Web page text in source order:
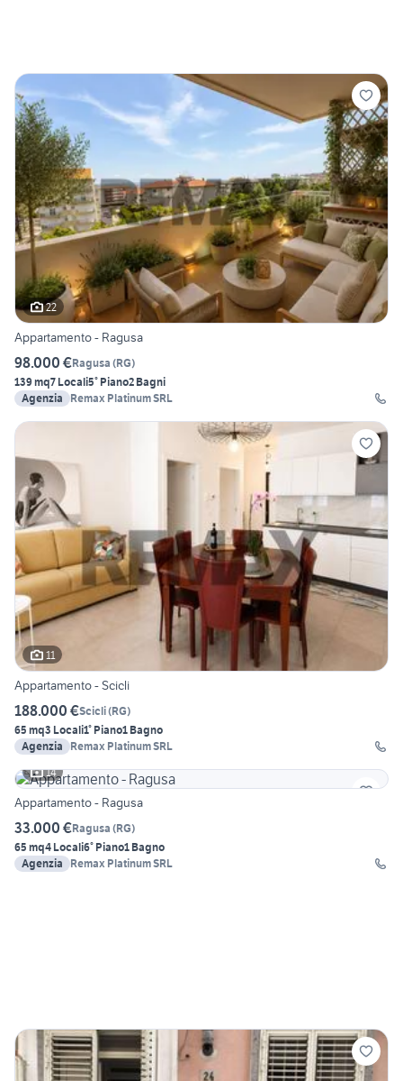
22
Appartamento - Ragusa
98.000 €Ragusa (RG)
139 mq7 Locali5° Piano2 Bagni
Agenzia
Remax Platinum SRL
11
Appartamento - Scicli
188.000 €Scicli(RG)
65 mq3 Locali1° Piano1 Bagno
Agenzia
Remax Platinum SRL
14
Appartamento - Ragusa
33.000 €Ragusa (RG)
65 mq4 Locali6° Piano1 Bagno
Agenzia
Remax Platinum SRL